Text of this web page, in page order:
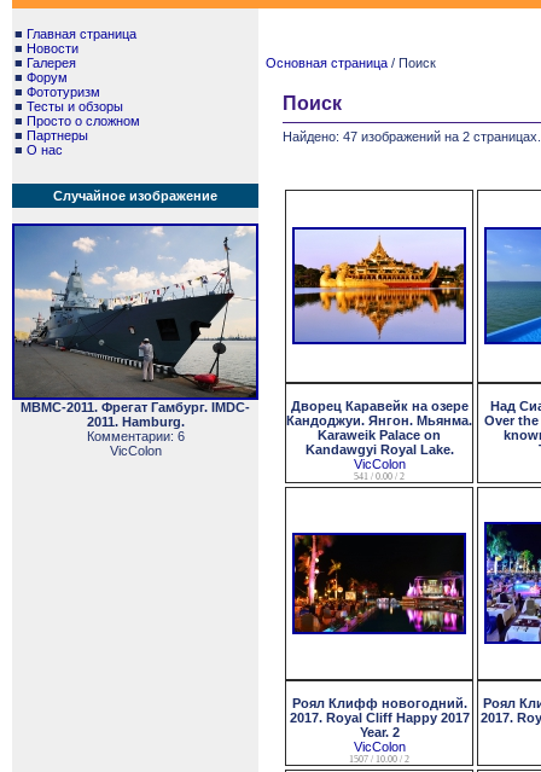
■ Главная страница
■ Новости
■ Галерея
■ Форум
■ Фототуризм
■ Тесты и обзоры
■ Просто о сложном
■ Партнеры
■ О нас
Случайное изображение
МВМС-2011. Фрегат Гамбург. IMDC-
2011. Hamburg.
Комментарии: 6
VicColon
Основная страница / Поиск
Поиск
Найдено: 47 изображений на 2
Дворец Каравейк на озере
Кандоджуи. Янгон. Мьянма.
Karaweik Palace on
Kandawgyi Royal Lake.
VicColon
541 / 0.00 / 2
Над
Over
Роял Клифф новогодний.
2017. Royal Cliff Happy 2017
Year. 2
VicColon
1507 / 10.00 / 2
Роял
2017.